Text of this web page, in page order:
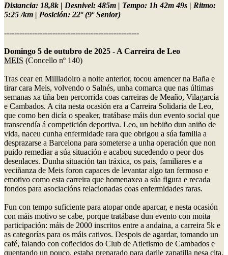
Distancia: 18,8k | Desnivel: 485m | Tempo: 1h 42m 49s | Ritmo:
5:25 /km | Posición: 22º (9º Senior)
-----------------------------------------------------
Domingo 5 de outubro de 2025 - A Carreira de Leo
MEIS (Concello nº 140)
Tras cear en Millladoiro a noite anterior, tocou amencer na Baña e
tirar cara Meis, volvendo o Salnés, unha comarca que nas últimas
semanas xa tiña ben percorrida coas carreiras de Meaño, Vilagarcía
e Cambados. A cita nesta ocasión era a Carreira Solidaria de Leo,
que como ben dicía o speaker, tratábase máis dun evento social que
transcendía á competición deportiva. Leo, un bebiño dun aniño de
vida, naceu cunha enfermidade rara que obrigou a súa familia a
desprazarse a Barcelona para someterse a unha operación que non
puido remediar a súa situación e acabou sucedendo o peor dos
desenlaces. Dunha situación tan tráxica, os pais, familiares e a
veciñanza de Meis foron capaces de levantar algo tan fermoso e
emotivo como esta carreira que homenaxea a súa figura e recada
fondos para asociacións relacionadas coas enfermidades raras.
Fun con tempo suficiente para atopar onde aparcar, e nesta ocasión
con máis motivo se cabe, porque tratábase dun evento con moita
participación: máis de 2000 inscritos entre a andaina, a carreira 5k e
as categorías para os máis cativos. Despois de agardar, tomando un
café, falando con coñecidos do Club de Atletismo de Cambados e
quentando un pouco, estaba preparado para darlle zapatilla nesa cita.